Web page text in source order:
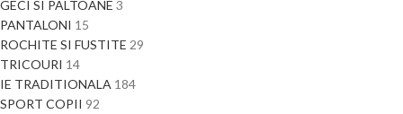
GECI SI PALTOANE 3
PANTALONI 15
ROCHITE SI FUSTITE 29
TRICOURI 14
IE TRADITIONALA 184
SPORT COPII 92